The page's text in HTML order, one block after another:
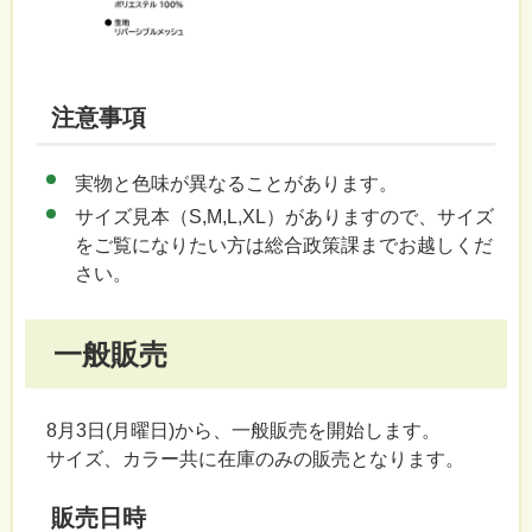
注意事項
実物と色味が異なることがあります。
サイズ見本（S,M,L,XL）がありますので、サイズ
をご覧になりたい方は総合政策課までお越しくだ
さい。
一般販売
8月3日(月曜日)から、一般販売を開始します。
サイズ、カラー共に在庫のみの販売となります。
販売日時